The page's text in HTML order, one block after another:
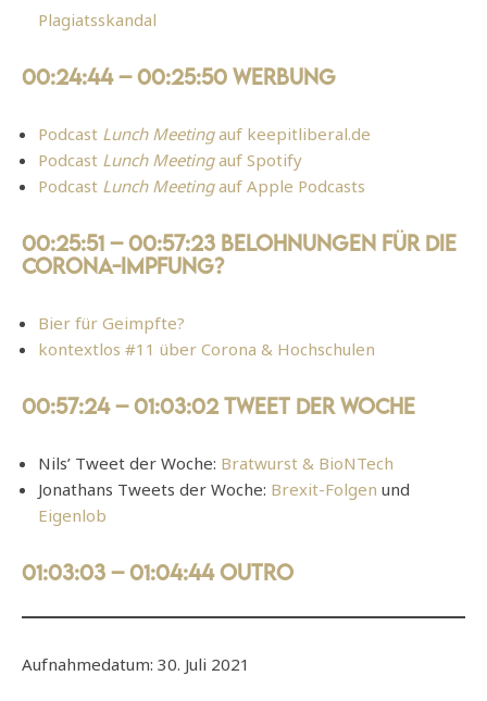
Plagiatsskandal
00:24:44 – 00:25:50 Werbung
Podcast Lunch Meetingauf keepitliberal.de
Podcast Lunch Meetingauf Spotify
Podcast Lunch Meetingauf Apple Podcasts
00:25:51 – 00:57:23 Belohnungen für die
Corona-Impfung?
Bier für Geimpfte?
kontextlos #11 über Corona & Hochschulen
00:57:24 – 01:03:02 Tweet der Woche
Nils’ Tweet der Woche: Bratwurst & BioNTech
Jonathans Tweets der Woche: Brexit-Folgen und
Eigenlob
01:03:03 – 01:04:44 Outro
Aufnahmedatum: 30. Juli 2021